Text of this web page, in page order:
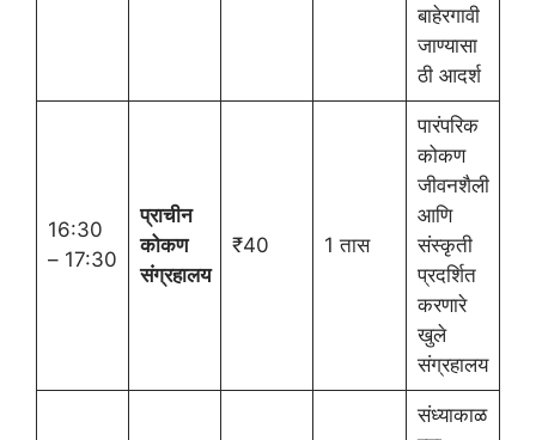
बाहेरगावी
जाण्यासा
ठी आदर्श
16:30
– 17:30
प्राचीन
कोकण
संग्रहालय
₹40 1 तास
पारंपरिक
कोकण
जीवनशैली
आणि
संस्कृती
प्रदर्शित
करणारे
खुले
संग्रहालय
संध्याकाळ